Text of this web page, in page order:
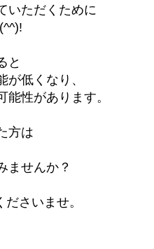
いただくために
と
低くなり、
性があります。
方は
ませんか？
さいませ。